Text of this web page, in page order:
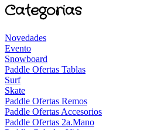
Categorias
Novedades
Evento
Snowboard
Paddle Ofertas Tablas
Surf
Skate
Paddle Ofertas Remos
Paddle Ofertas Accesorios
Paddle Ofertas 2a.Mano